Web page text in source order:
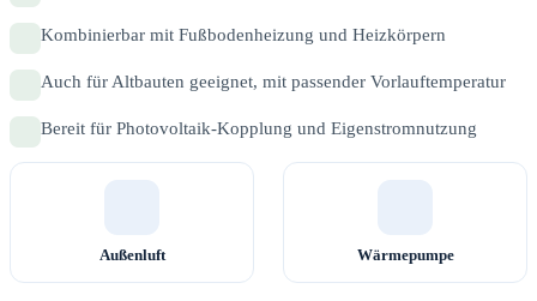
Kombinierbar mit Fußbodenheizung und Heizkörpern
Auch für Altbauten geeignet, mit passender Vorlauftemperatur
Bereit für Photovoltaik-Kopplung und Eigenstromnutzung
Außenluft Wärmepumpe